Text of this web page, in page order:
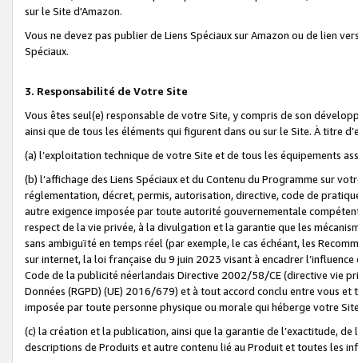
sur le Site d'Amazon.
Vous ne devez pas publier de Liens Spéciaux sur Amazon ou de lien
Spéciaux.
3. Responsabilité de Votre Site
Vous êtes seul(e) responsable de votre Site, y compris de son
ainsi que de tous les éléments qui figurent dans ou sur le Site. À titre
(a) l’exploitation technique de votre Site et de tous les équipements
(b) l’affichage des Liens Spéciaux et du Contenu du Programme sur
réglementation, décret, permis, autorisation, directive, code de
autre exigence imposée par toute autorité gouvernementale
respect de la vie privée, à la divulgation et la garantie que les
sans ambiguïté en temps réel (par exemple, le cas échéant, les
sur internet, la loi française du 9 juin 2023 visant à encadrer
Code de la publicité néerlandais Directive 2002/58/CE (directive vie
Données (RGPD) (UE) 2016/679) et à tout accord conclu entre vous
imposée par toute personne physique ou morale qui héberge votre
(c) la création et la publication, ainsi que la garantie de l’exactitude,
descriptions de Produits et autre contenu lié au Produit et toutes les